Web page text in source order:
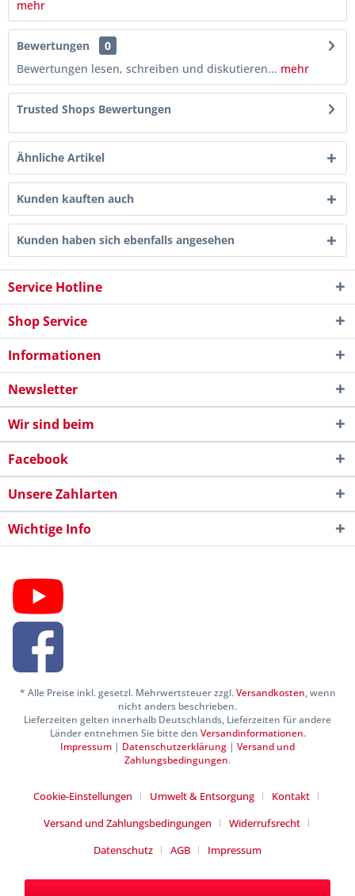
mehr
Bewertungen
0
Bewertungen lesen, schreiben und diskutieren... mehr
Trusted Shops Bewertungen
Ähnliche Artikel
Kunden kauften auch
Kunden haben sich ebenfalls angesehen
Service Hotline
Shop Service
Informationen
Newsletter
Wir sind beim
Facebook
Unsere Zahlarten
Wichtige Info
* Alle Preise inkl. gesetzl. Mehrwertsteuer zzgl.Versandkosten, wenn
nicht anders beschrieben.
Lieferzeiten gelten innerhalb Deutschlands, Lieferzeiten für andere
Länder entnehmen Sie bitte den Versandinformationen.
Impressum | Datenschutzerklärung | Versand und
Zahlungsbedingungen.
Cookie-Einstellungen Umwelt & Entsorgung
Kontakt
Versand und Zahlungsbedingungen
Widerrufsrecht
Datenschutz
AGB Impressum